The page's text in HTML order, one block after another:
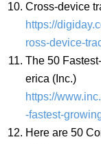
Cross-device
https://
ross-device-
The 50
erica (Inc.)
https://
-fastest-
Here are 50